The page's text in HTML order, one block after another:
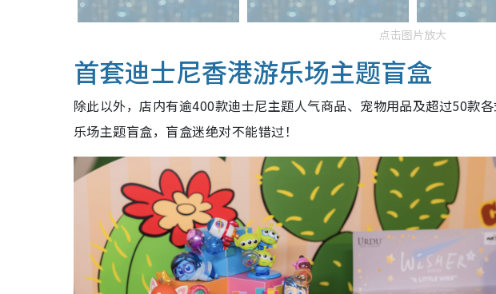
点击图片放大
首套迪士尼香港游乐场主题盲盒
除此以外，店内有逾400款迪士尼主题人气商品、宠物用品及超过50款各
乐场主题盲盒， 盲盒迷绝对不能错过！